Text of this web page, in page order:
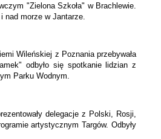
"Zielona Szkoła" w Brachlewie.
nad morze w Jantarze.
Wileńskiej z Poznania przebywała
odbyło się spotkanie lidzian z
Parku Wodnym.
delegacje z Polski, Rosji,
artystycznym Targów. Odbyły